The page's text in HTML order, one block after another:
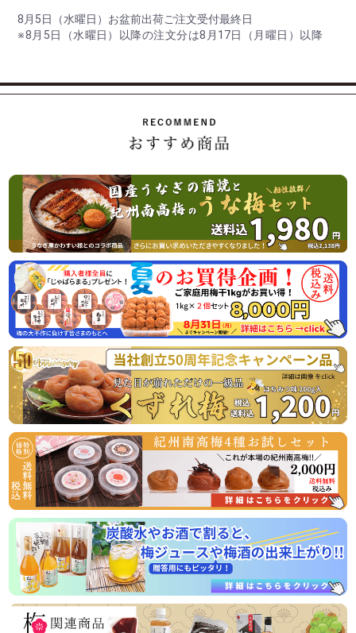
8月5日（水曜日）お盆前出荷ご注文受付最終日
※8月5日（水曜日）以降の注文分は8月17日（月曜日）以降
8月10日（月曜日） 最終出荷日
8月11日（火曜日）～ 8月16日（日曜日） 休 業 日
休業日後は、大変混雑が予想されますのであらかじめのご注
2026/07/01
ご家庭用の紀州南高梅がお買い得「夏のお買い得企画」開始
のお知らせ
この度、オンラインショップでの梅の販売数量を確保できま
したので、ご家庭用梅干1kg×2個セットが大変お得にお買い
求めいただける夏のお買い得企画を8月31日（月）まで開催
させていただきます。
またご購入者様特典として「じゃばらまる」を1本プレゼン
トさせていただきます。この機会にぜひご賞味くださいま
せ。
2026/04/06
うなぎ屋かわすい様とのコラボ商品！国産うなぎと梅の相性
抜群！うな梅セットの販売開始
国産うなぎの蒲焼と山椒、最高級の紀州南高梅がセットにな
った、相性抜群の商品です！
常温商品のため、お届け後すぐお召し上がりいただけますの
でぜひご賞味ください。
2026/03/31
ゴールデンウイークの営業のお知らせ
平素は格別のご高配を賜り厚く御礼申し上げます。
表記の件、下記の通りご案内させていただきます。